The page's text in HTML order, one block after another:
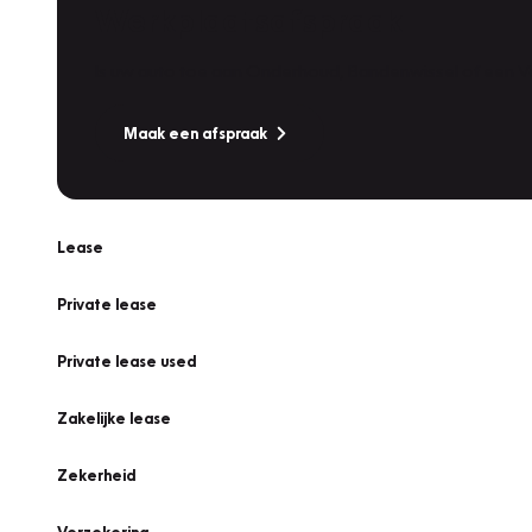
Maak een afspraak
Lease
Private lease
Private lease used
Zakelijke lease
Zekerheid